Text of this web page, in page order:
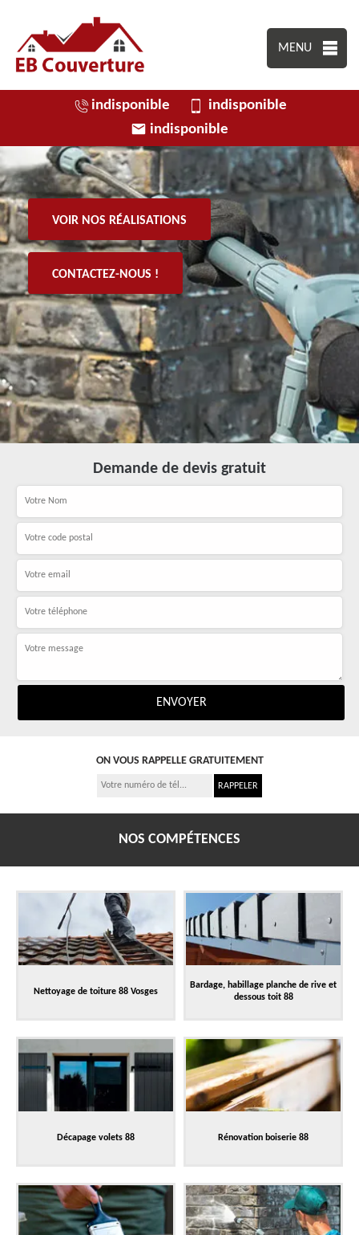
MENU
indisponible
indisponible
indisponible
VOIR NOS RÉALISATIONS
CONTACTEZ-NOUS !
Demande de devis gratuit
ON VOUS RAPPELLE GRATUITEMENT
NOS COMPÉTENCES
Nettoyage de toiture 88 Vosges
Bardage, habillage planche de rive et
dessous toit 88
Décapage volets 88 Rénovation boiserie 88